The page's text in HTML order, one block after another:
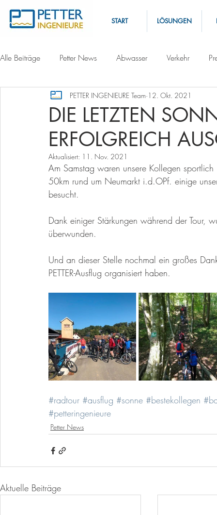
START LÖSUNGEN
Alle Beiträge Petter News Abwasser Verkehr
DIE LETZTEN
ERFOLGREICH
PETTER INGENIEURE Team 12. Okt. 2021
Aktualisiert: 11. Nov. 2021
Am Samstag waren unsere Kollegen
50km rund um Neumarkt i.d.OPf. einige
besucht.
Dank einiger Stärkungen während der Tour,
überwunden.
Und an dieser Stelle nochmal ein großes
PETTER-Ausflug organisiert haben.
#radtour #ausflug #sonne #bestekollegen
#petteringenieure
Petter News
Aktuelle Beiträge